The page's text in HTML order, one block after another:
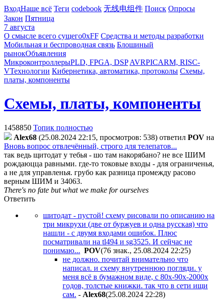
ВходНаше всё Теги codebook 无线电组件 Поиск Опросы
Закон Пятница
7 августа
О смысле всего сущего0xFF Средства и методы разработки
Мобильная и беспроводная связь Блошиный
рынокОбъявления
МикроконтроллерыPLD, FPGA, DSP AVRPICARM, RISC-
VТехнологии Кибернетика, автоматика, протоколы Схемы,
платы, компоненты
Схемы, платы, компоненты
1458850 Топик полностью
Alex68 (25.08.2024 22:15, просмотров: 538) ответил POV на
Вновь вопрос отвлечённый, строго для телепатов...
так ведь щитодат у тебья - шо там накорябано? не все ШИМ
рождаюцца равными. где-то токовые входы - для ограниченья,
а не для управленья. грубо как разница промежду расово
верным ШИМ и 34063.
There's no fate but what we make for ourselves
Ответить
шитодат - пустой! схему рисовали по описанию на
три микрухи (две от буржуев и одна русская) что
нашли - с двумя входами ошибок. Плюс
посматривали на tl494 и sg3525. И сейчас не
понимаю... POV(76 знак., 25.08.2024 22:25)
не должно. почитай внимательно что
написал. и схему внутреннюю погляди. у
меня всё в бумажном виде, с 80х-90х-2000х
годов, толстые книжки. так что в сети ищи
сам. - Alex68(25.08.2024 22:28)